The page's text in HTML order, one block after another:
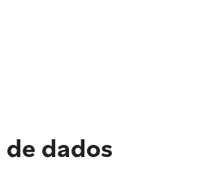
dados